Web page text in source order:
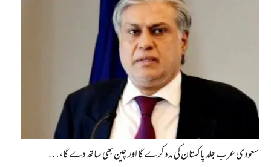
سعودی عرب جلد پاکستان کی مدد کرے گا اور چین بھی ساتھ دے گا،…